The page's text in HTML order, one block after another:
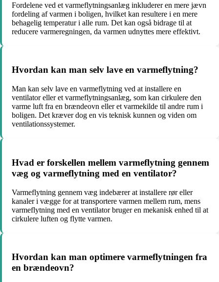
Fordelene ved et varmeflytningsanlæg inkluderer en mere jævn
fordeling af varmen i boligen, hvilket kan resultere i en mere
behagelig temperatur i alle rum. Det kan også bidrage til at
reducere varmeregningen, da varmen udnyttes mere effektivt.
Hvordan kan man selv lave en varmeflytning?
Man kan selv lave en varmeflytning ved at installere en
ventilator eller et varmeflytningsanlæg, som kan cirkulere den
varme luft fra en brændeovn eller et varmekilde til andre rum i
boligen. Det kræver dog en vis teknisk kunnen og viden om
ventilationssystemer.
Hvad er forskellen mellem varmeflytning gennem
væg og varmeflytning med en ventilator?
Varmeflytning gennem væg indebærer at installere rør eller
kanaler i vægge for at transportere varmen mellem rum, mens
varmeflytning med en ventilator bruger en mekanisk enhed til at
cirkulere luften og flytte varmen.
Hvordan kan man optimere varmeflytningen fra
en brændeovn?